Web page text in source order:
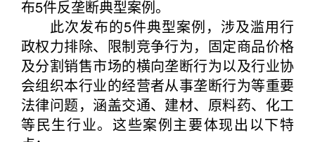
布5件反垄断典型案例。
此次发布的5件典型案例，涉及滥用行
政权力排除、限制竞争行为，固定商品价格
及分割销售市场的横向垄断行为以及行业协
会组织本行业的经营者从事垄断行为等重要
法律问题，涵盖交通、建材、原料药、化工
等民生行业。这些案例主要体现出以下特